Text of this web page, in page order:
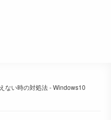
ない時の対処法 - Windows10